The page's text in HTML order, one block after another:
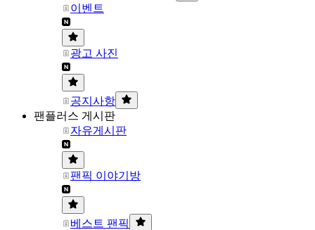
이벤트
광고 사진
공지사항
팬플러스 게시판
자유게시판
팬픽 이야기방
베스트 팬픽